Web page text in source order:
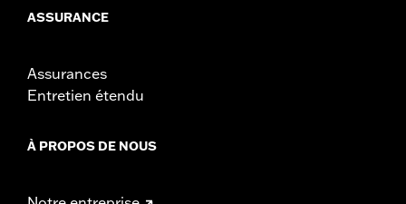
ASSURANCE
Assurances
Entretien étendu
À PROPOS DE NOUS